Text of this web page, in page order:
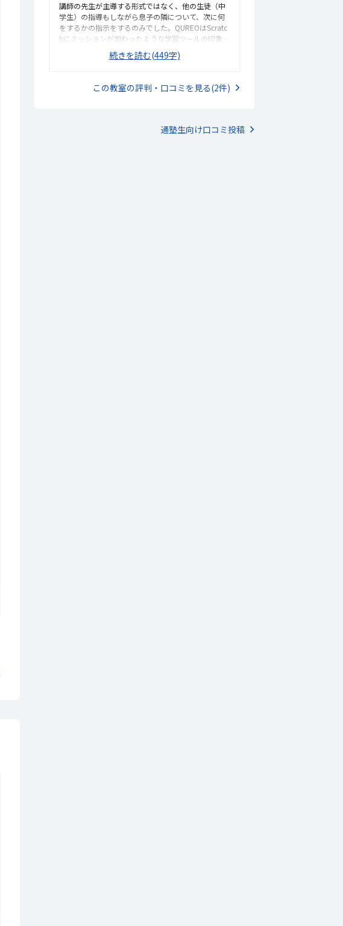
講師の先生が主導する形式ではなく、他の生徒（中
学生）の指導もしながら息子の隣について、次に何
をするかの指示をするのみでした。QUREOはScratc
hにミッションが加わったような学習ツールの印象を
受けました。簡単なブロック操作から始まり、動画
も適宜はさんで難しい操作方法も教えてくれるの
感じました。駅の近くなので、電車やバスでのアク
セスが良く、息子１人でも通いやすいと思いまし
囲気ではなかったです。講師の先生がいるスペース
で1時間QUREOを使用するだけで、１回あたり2000
続きを読む(449字)
この教室の評判・口コミを見る(2件)
通塾生向け口コミ投稿